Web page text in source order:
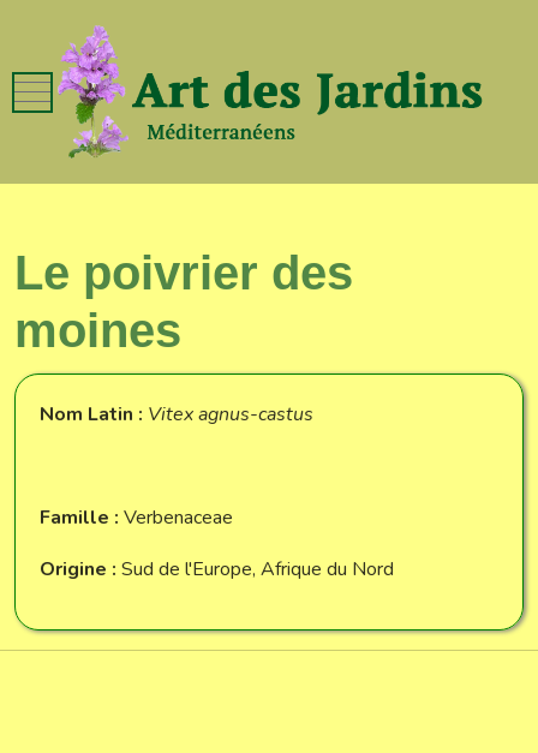
Mobile Menu Toggle
Le poivrier des
moines
Nom Latin : Vitex agnus-castus
Famille : Verbenaceae
Origine : Sud de l'Europe, Afrique du Nord